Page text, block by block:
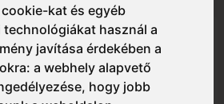
kat és egyéb
használ a
javítása érdekében a
a webhely alapvető
, hogy jobb
Focus női